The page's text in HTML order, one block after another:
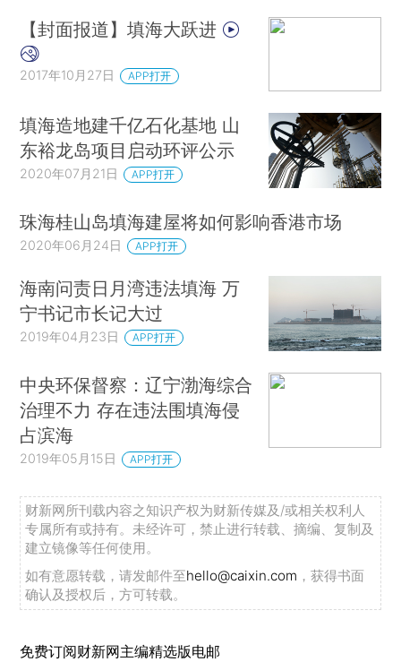
【封面报道】填海大跃进
2017年10月27日 APP打开
填海造地建千亿石化基地 山
东裕龙岛项目启动环评公示
2020年07月21日 APP打开
珠海桂山岛填海建屋将如何影响香港市场
2020年06月24日 APP打开
海南问责日月湾违法填海 万
宁书记市长记大过
2019年04月23日 APP打开
中央环保督察：辽宁渤海综合
治理不力 存在违法围填海侵
占滨海
2019年05月15日 APP打开
财新网所刊载内容之知识产权为财新传媒及/或相关权利人
专属所有或持有。未经许可，禁止进行转载、摘编、复制及
建立镜像等任何使用。
如有意愿转载，请发邮件至hello@caixin.com ，获得书面
确认及授权后，方可转载。
免费订阅财新网主编精选版电邮